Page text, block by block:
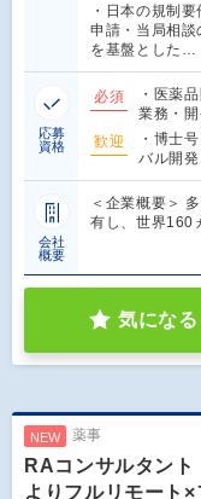
・日本の規制
申請・当局相
を基盤とした…
応募
資格
必須
・医薬
業務・
歓迎
・博士
バル開
会社
概要
＜企業概要＞
有し、世界160
気になる
NEW 薬事
RAコンサルタン
よりフルリモート×